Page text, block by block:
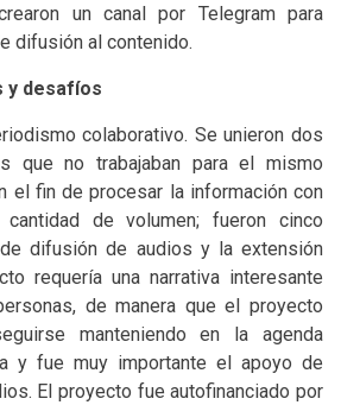
un canal por Telegram para
difusión al contenido.
y desafíos
colaborativo. Se unieron dos
que no trabajaban para el mismo
el fin de procesar la información con
de volumen; fueron cinco
difusión de audios y la extensión
requería una narrativa interesante
de manera que el proyecto
manteniendo en la agenda
y fue muy importante el apoyo de
El proyecto fue autofinanciado por